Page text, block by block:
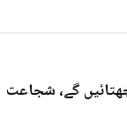
گے، شجاعت